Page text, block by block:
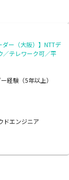
ダー（大阪）】NTTデ
テレワーク可／平
経験（5年以上）
ドエンジニア